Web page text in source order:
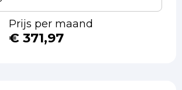
Prijs per maand
€ 371,97